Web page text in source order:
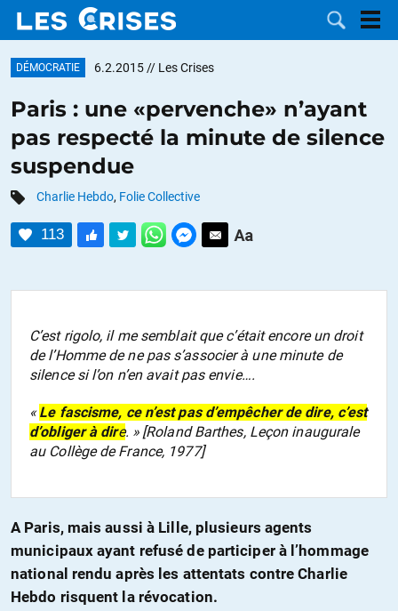
LES
DOSSIERS
CATÉGORIES
MOTS CLÉS
NOUS
CONTACTER
FAIRE UN
DÉMOCRATIE 6.2.2015 // Les Crises
Paris : une «pervenche» n’ayant
pas respecté la minute de silence
suspendue
Charlie Hebdo, Folie Collective
113
C’est rigolo, il me semblait que c’était encore un droit
de l’Homme de ne pas s’associer à une minute de
silence si l’on n’en avait pas envie….
«Le fascisme, ce n’est pas d’empêcher de dire, c’est
d’obliger à dire. » [Roland Barthes, Leçon inaugurale
au Collège de France, 1977]
A Paris, mais aussi à Lille, plusieurs agents
municipaux ayant refusé de participer à l’hommage
national rendu après les attentats contre Charlie
Hebdo risquent la révocation.